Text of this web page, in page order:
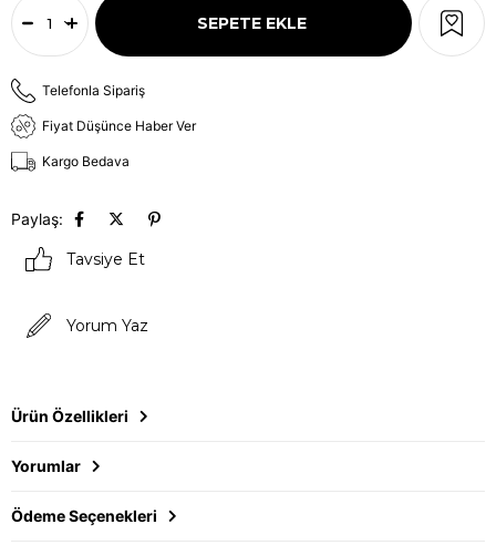
Telefonla Sipariş
Fiyat Düşünce Haber Ver
Kargo Bedava
Paylaş:
Tavsiye Et
Yorum Yaz
Ürün Özellikleri
Yorumlar
Ödeme Seçenekleri